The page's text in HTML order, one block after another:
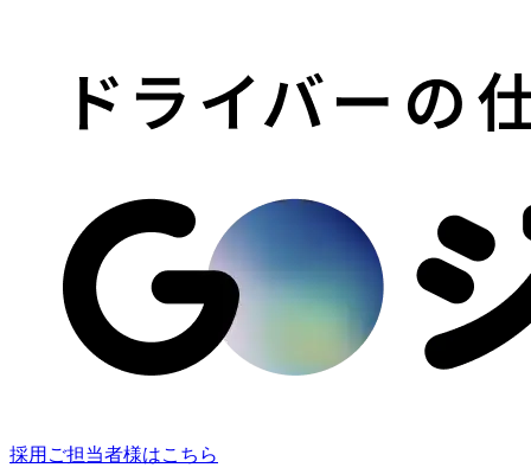
採用ご担当者様はこちら